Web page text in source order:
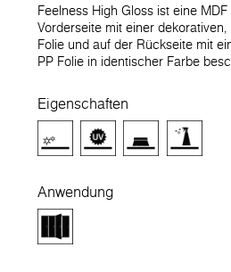
Feelness High Gloss ist eine
Vorderseite mit einer
Folie und auf der Rückseite mit
PP Folie in identischer Farbe
Eigenschaften
Anwendung